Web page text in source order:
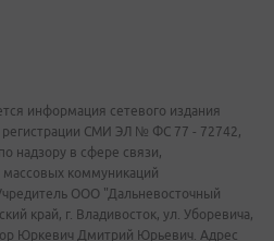
информация сетевого издания
регистрации СМИ ЭЛ № ФС 77 - 72742,
надзору в сфере связи,
коммуникаций
ООО "Дальневосточный
край, г. Владивосток, ул. Уборевича,
Юркевич Дмитрий Юрьевич. Адрес